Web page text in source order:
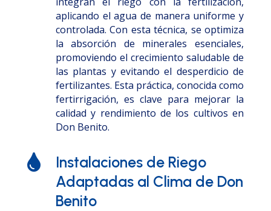
aplicando el agua de manera uniforme y
controlada. Con esta técnica, se optimiza
la absorción de minerales esenciales,
promoviendo el crecimiento saludable de
las plantas y evitando el desperdicio de
fertilizantes. Esta práctica, conocida como
fertirrigación, es clave para mejorar la
calidad y rendimiento de los cultivos en
Don Benito.

Instalaciones de Riego
Adaptadas al Clima de Don
Benito